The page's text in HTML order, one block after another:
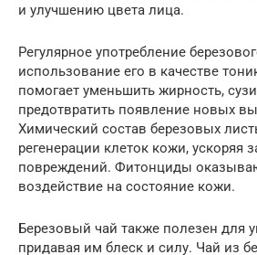
и улучшению цвета лица.
Регулярное употребление
использование его в качестве
помогает уменьшить жирность,
предотвратить появление новых
Химический состав березовых
регенерации клеток кожи, ускоряя
повреждений. Фитонциды
воздействие на состояние кожи.
Березовый чай также полезен для
придавая им блеск и силу. Чай из